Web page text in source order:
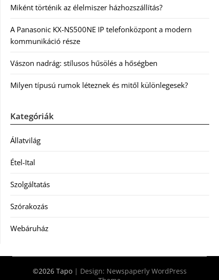
Miként történik az élelmiszer házhozszállítás?
A Panasonic KX-NS500NE IP telefonközpont a modern
kommunikáció része
Vászon nadrág: stílusos hűsölés a hőségben
Milyen típusú rumok léteznek és mitől különlegesek?
Kategóriák
Állatvilág
Étel-Ital
Szolgáltatás
Szórakozás
Webáruház
©2026 Tapo | Design: Newspaperly WordPress